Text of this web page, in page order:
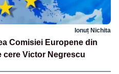
Ionuț Nichita
Comisiei Europene din
cere Victor Negrescu